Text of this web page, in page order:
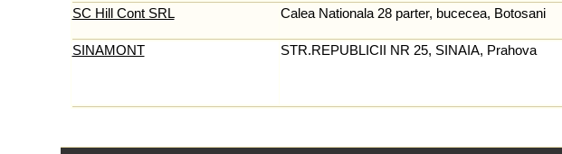
SC Hill Cont SRL
Calea Nationala 28 parter, bucecea, Botosani
SINAMONT
STR.REPUBLICII NR 25, SINAIA, Prahova